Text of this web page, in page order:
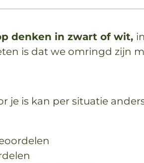
denken in zwart of wit,
is dat we omringd zijn
je is kan per situatie